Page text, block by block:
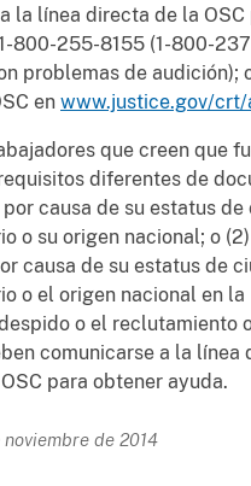
la línea directa de la OSC
800-255-8155 (1-800-
problemas de audición);
en www.justice.gov/
que creen que
diferentes de
causa de su estatus de
o su origen nacional; o (2)
causa de su estatus de
o el origen nacional en la
o el reclutamiento
comunicarse a la línea
para obtener ayuda.
de 2014